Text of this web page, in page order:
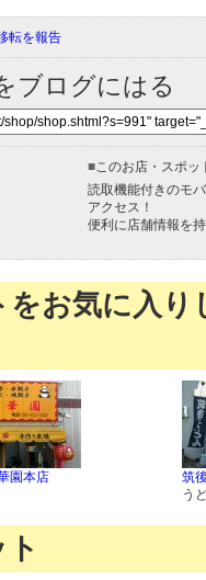
転を報告
ブログにはる
■このお店・スポッ
読取機能付きのモ
アクセス！
便利に店舗情報を
をお気に入
園本店
筑
う